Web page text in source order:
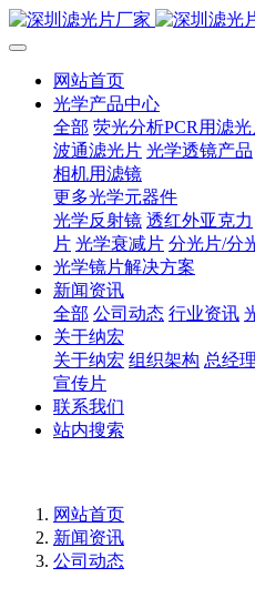
网站首页
光学产品中心
全部 荧光分析PCR用滤
波通滤光片 光学透镜产品
相机用滤镜
更多光学元器件
光学反射镜 透红外亚克力
片 光学衰减片 分光片/分
光学镜片解决方案
新闻资讯
全部 公司动态 行业资讯
关于纳宏
关于纳宏 组织架构 总经
宣传片
联系我们
站内搜索
网站首页
新闻资讯
公司动态